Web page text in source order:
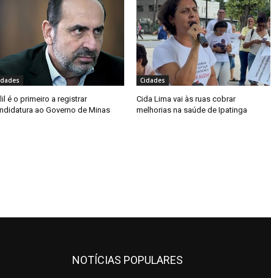
é o primeiro a registrar
ao Governo de Minas
Cidades
Cida Lima vai às ruas cobrar
melhorias na saúde de Ipatinga
NOTÍCIAS POPULARES